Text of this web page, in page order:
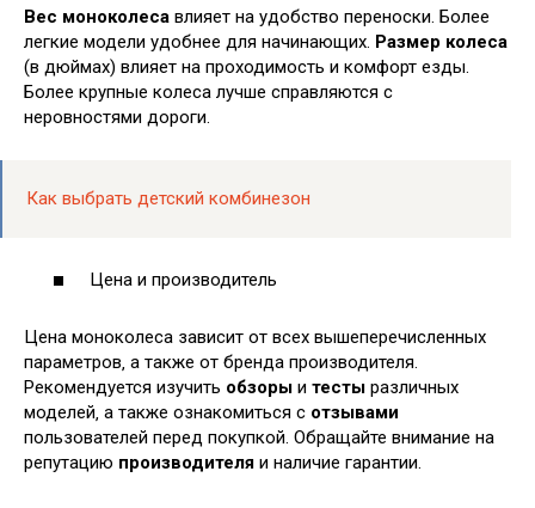
Вес моноколеса влияет на удобство переноски. Более
легкие модели удобнее для начинающих. Размер колеса
(в дюймах) влияет на проходимость и комфорт езды.
Более крупные колеса лучше справляются с
неровностями дороги.
Как выбрать детский комбинезон
Цена и производитель
Цена моноколеса зависит от всех вышеперечисленных
параметров‚ а также от бренда производителя.
Рекомендуется изучить обзоры и тесты различных
моделей‚ а также ознакомиться с отзывами
пользователей перед покупкой. Обращайте внимание на
репутацию производителя и наличие гарантии.